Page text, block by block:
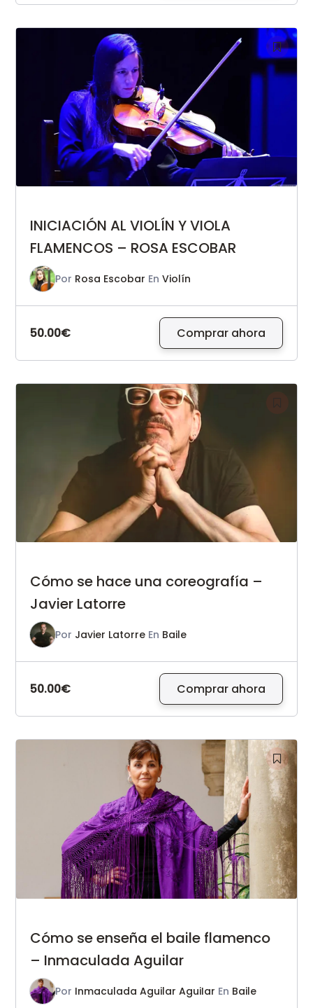
INICIACIÓN AL VIOLÍN Y VIOLA
FLAMENCOS – ROSA ESCOBAR
Por Rosa Escobar En Violín
50.00€ Comprar ahora
Cómo se hace una coreografía –
Javier Latorre
Por Javier Latorre En Baile
50.00€ Comprar ahora
Cómo se enseña el baile flamenco
– Inmaculada Aguilar
Por Inmaculada Aguilar AguiIar En Baile